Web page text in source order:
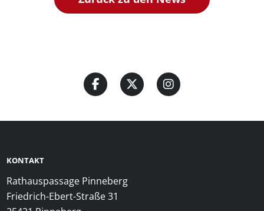
KONTAKT
Rathauspassage Pinneberg
Friedrich-Ebert-Straße 31